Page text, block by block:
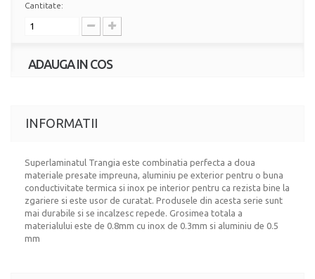
Cantitate:
ADAUGA IN COS
INFORMATII
Superlaminatul Trangia este combinatia perfecta a doua
materiale presate impreuna, aluminiu pe exterior pentru o buna
conductivitate termica si inox pe interior pentru ca rezista bine la
zgariere si este usor de curatat. Produsele din acesta serie sunt
mai durabile si se incalzesc repede. Grosimea totala a
materialului este de 0.8mm cu inox de 0.3mm si aluminiu de 0.5
mm